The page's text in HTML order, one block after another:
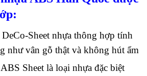
Sheet nhựa thông hợp tính
như vân gỗ thật và không hút ẩm
Sheet là loại nhựa đặc biệt